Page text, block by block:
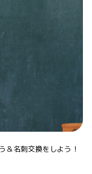
＆名刺交換をしよう！